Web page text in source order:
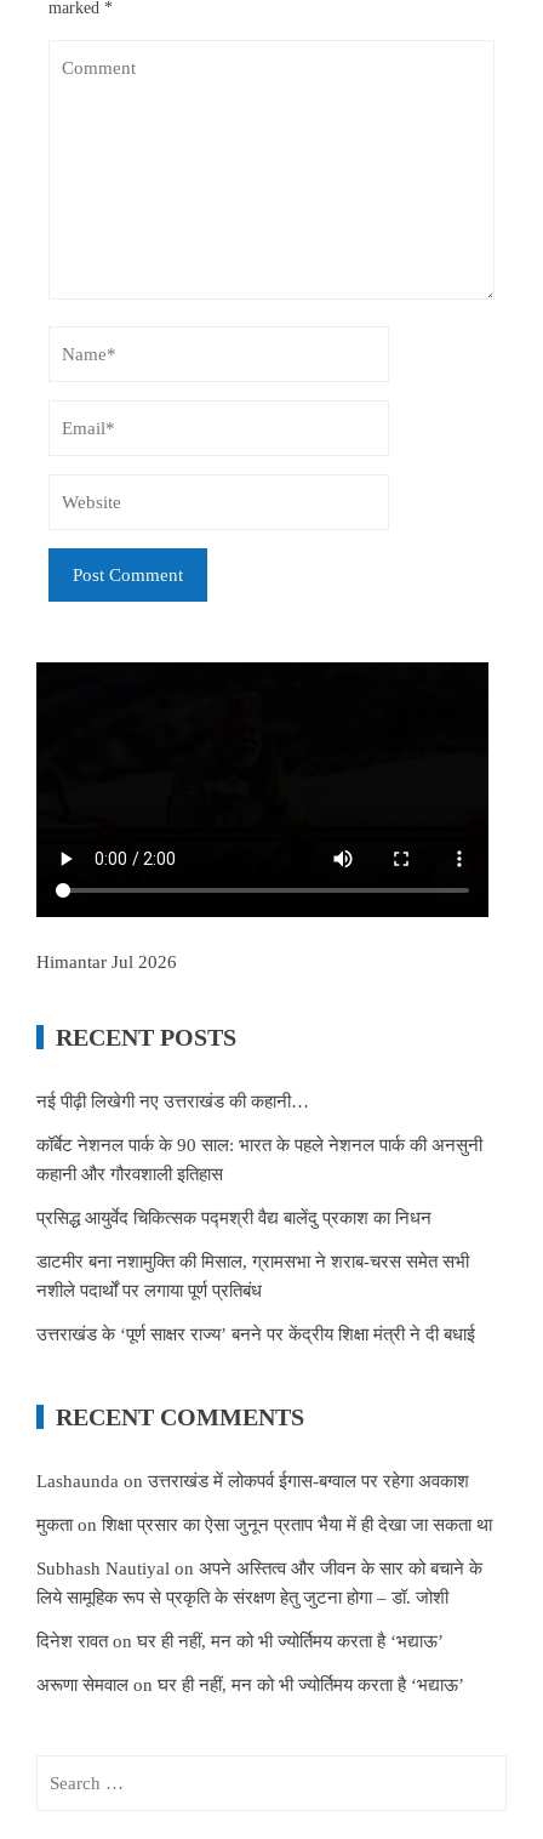
marked *
Himantar Jul 2026
RECENT POSTS
नई पीढ़ी लिखेगी नए उत्तराखंड की कहानी…
कॉर्बेट नेशनल पार्क के 90 साल: भारत के पहले नेशनल पार्क की अनसुनी
कहानी और गौरवशाली इतिहास
प्रसिद्ध आयुर्वेद चिकित्सक पद्मश्री वैद्य बालेंदु प्रकाश का निधन
डाटमीर बना नशामुक्ति की मिसाल, ग्रामसभा ने शराब-चरस समेत सभी
नशीले पदार्थों पर लगाया पूर्ण प्रतिबंध
उत्तराखंड के ‘पूर्ण साक्षर राज्य’ बनने पर केंद्रीय शिक्षा मंत्री ने दी बधाई
RECENT COMMENTS
Lashaunda onउत्तराखंड में लोकपर्व ईगास-बग्वाल पर रहेगा अवकाश
मुकताonशिक्षा प्रसार का ऐसा जुनून प्रताप भैया में ही देखा जा सकता था
Subhash Nautiyal on अपने अस्तित्व और जीवन के सार को बचाने के
लिये सामूहिक रूप से प्रकृति के संरक्षण हेतु जुटना होगा – डॉ. जोशी
दिनेश रावतonघर ही नहीं, मन को भी ज्योर्तिमय करता है ‘भद्याऊ’
अरूणा सेमवाल onघर ही नहीं, मन को भी ज्योर्तिमय करता है ‘भद्याऊ’